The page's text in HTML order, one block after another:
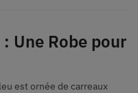
Une Robe pour
est ornée de carreaux